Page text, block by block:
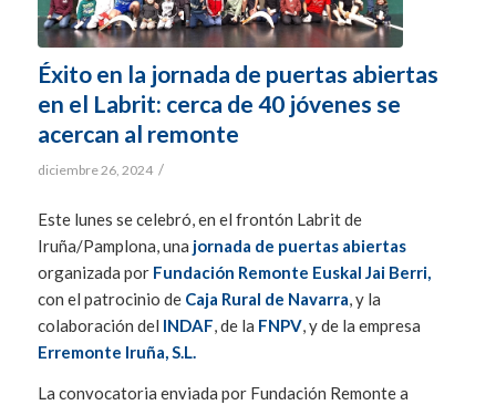
Éxito en la jornada de puertas abiertas
en el Labrit: cerca de 40 jóvenes se
acercan al remonte
diciembre 26, 2024 /
Este lunes se celebró, en el frontón Labrit de
Iruña/Pamplona, una jornada de puertas abiertas
organizada por Fundación Remonte Euskal Jai Berri,
con el patrocinio de Caja Rural de Navarra, y la
colaboración del INDAF, de la FNPV, y de la empresa
Erremonte Iruña, S.L.
La convocatoria enviada por Fundación Remonte a